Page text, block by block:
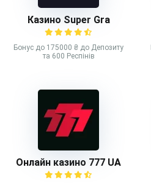
Казино Super Gra
Бонус до 175000 ₴ до Депозиту
та 600 Респінів
Онлайн казино 777 UA